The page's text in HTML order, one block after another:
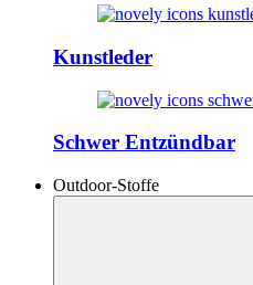
Kunstleder
Schwer Entzündbar
Outdoor-Stoffe